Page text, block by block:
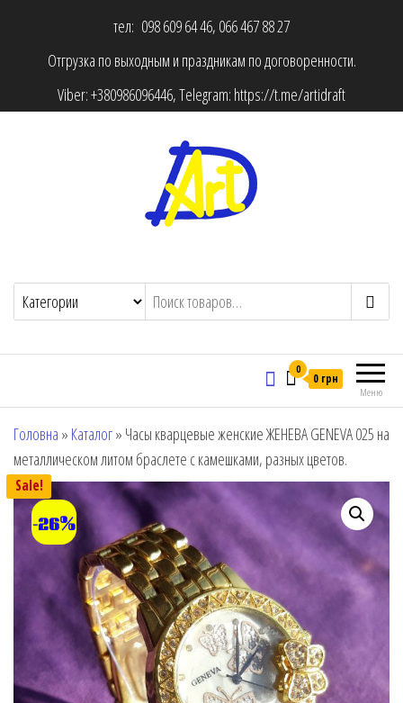
тел: 098 609 64 46, 066 467 88 27
Отгрузка по выходным и праздникам по договоренности.
Viber:+380986096446, Telegram: https://t.me/artidraft
Меню
0
0 грн
Головна » Каталог» Часы кварцевые женские ЖЕНЕВА GENEVA 025 на
металлическом литом браслете с камешками, разных цветов.
Sale!
-26%